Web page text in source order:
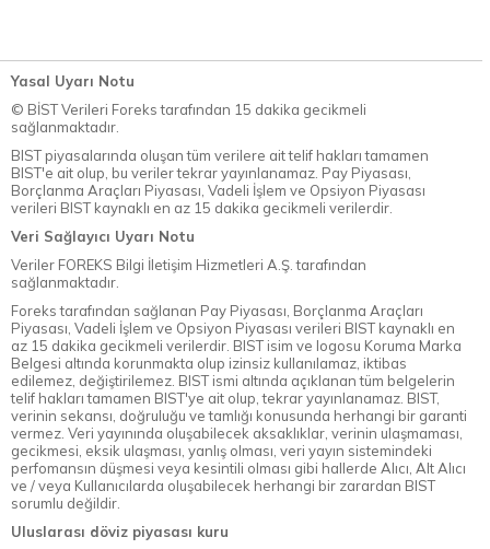
Yasal Uyarı Notu
© BİST Verileri Foreks tarafından 15 dakika gecikmeli
sağlanmaktadır.
BIST piyasalarında oluşan tüm verilere ait telif hakları tamamen
BIST'e ait olup, bu veriler tekrar yayınlanamaz. Pay Piyasası,
Borçlanma Araçları Piyasası, Vadeli İşlem ve Opsiyon Piyasası
verileri BIST kaynaklı en az 15 dakika gecikmeli verilerdir.
Veri Sağlayıcı Uyarı Notu
Veriler FOREKS Bilgi İletişim Hizmetleri A.Ş. tarafından
sağlanmaktadır.
Foreks tarafından sağlanan Pay Piyasası, Borçlanma Araçları
Piyasası, Vadeli İşlem ve Opsiyon Piyasası verileri BIST kaynaklı en
az 15 dakika gecikmeli verilerdir. BIST isim ve logosu Koruma Marka
Belgesi altında korunmakta olup izinsiz kullanılamaz, iktibas
edilemez, değiştirilemez. BIST ismi altında açıklanan tüm belgelerin
telif hakları tamamen BIST'ye ait olup, tekrar yayınlanamaz. BIST,
verinin sekansı, doğruluğu ve tamlığı konusunda herhangi bir garanti
vermez. Veri yayınında oluşabilecek aksaklıklar, verinin ulaşmaması,
gecikmesi, eksik ulaşması, yanlış olması, veri yayın sistemindeki
perfomansın düşmesi veya kesintili olması gibi hallerde Alıcı, Alt Alıcı
ve / veya Kullanıcılarda oluşabilecek herhangi bir zarardan BIST
sorumlu değildir.
Uluslarası döviz piyasası kuru